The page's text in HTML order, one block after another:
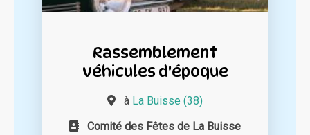
Rassemblement
véhicules d'époque
à La Buisse (38)
Comité des Fêtes de La Buisse